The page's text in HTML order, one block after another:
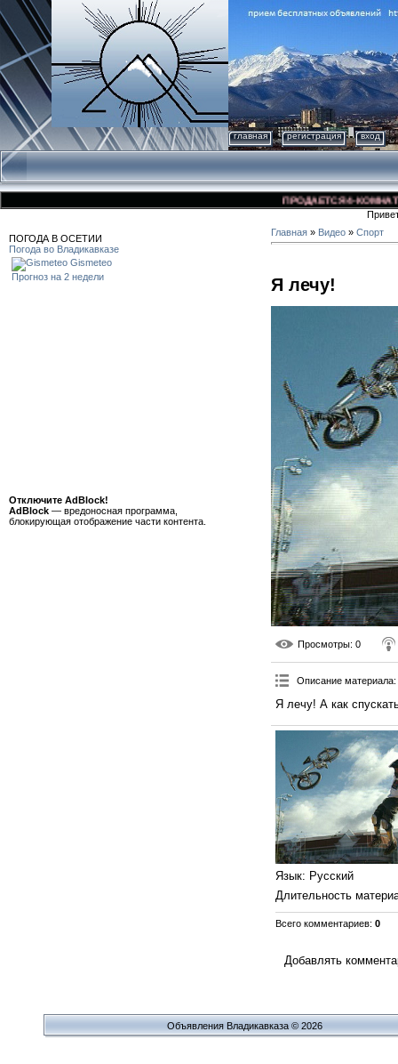
главная регистрация вход
ПРОДАЕТСЯ 4-
ПОГОДА В ОСЕТИИ
Погода во Владикавказе
Gismeteo
Прогноз на 2 недели
Отключите AdBlock!
AdBlock — вредоносная программа,
блокирующая отображение части контента.
Главная » Видео » Спорт
Я лечу!
Просмотры: 0
Описание материала:
Я лечу! А как
Язык: Русский
Длительность
Всего комментариев: 0
Добавлять
Объявления Владикавказа © 2026